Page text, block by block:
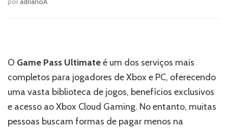
O Game Pass Ultimateé um dos serviços mais
completos para jogadores de Xbox e PC, oferecendo
uma vasta biblioteca de jogos, benefícios exclusivos
e acesso ao Xbox Cloud Gaming. No entanto, muitas
pessoas buscam formas de pagar menos na